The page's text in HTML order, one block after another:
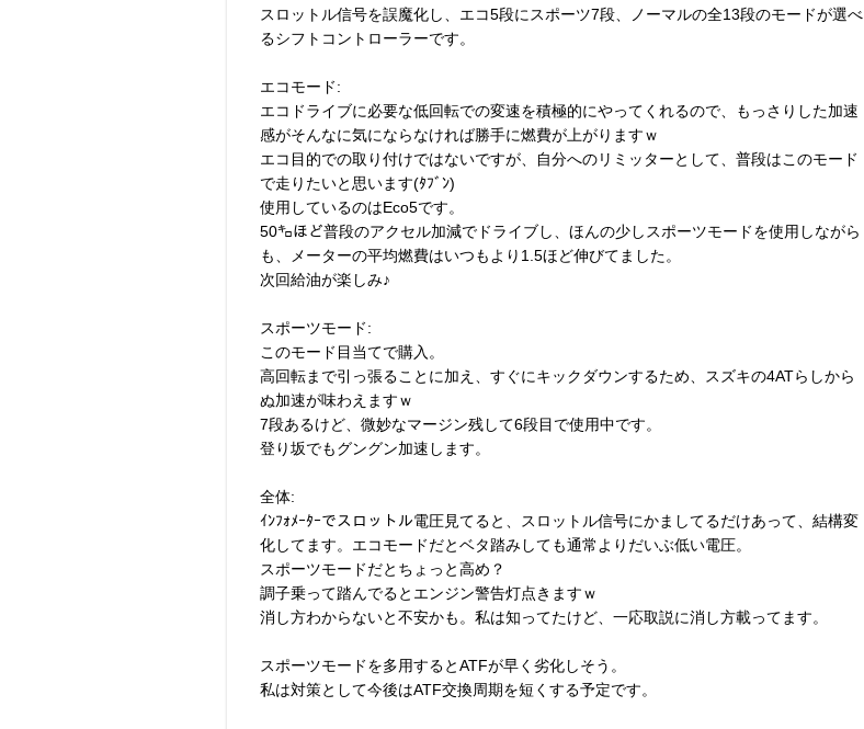
スロットル信号を誤魔化し、エコ5段にスポーツ7段、ノーマルの全13段のモードが選べ
るシフトコントローラーです。
エコモード:
エコドライブに必要な低回転での変速を積極的にやってくれるので、もっさりした加速
感がそんなに気にならなければ勝手に燃費が上がりますｗ
エコ目的での取り付けではないですが、自分へのリミッターとして、普段はこのモード
で走りたいと思います(ﾀﾌﾞﾝ)
使用しているのはEco5です。
50㌔ほど普段のアクセル加減でドライブし、ほんの少しスポーツモードを使用しながら
も、メーターの平均燃費はいつもより1.5ほど伸びてました。
次回給油が楽しみ♪
スポーツモード:
このモード目当てで購入。
高回転まで引っ張ることに加え、すぐにキックダウンするため、スズキの4ATらしから
ぬ加速が味わえますｗ
7段あるけど、微妙なマージン残して6段目で使用中です。
登り坂でもグングン加速します。
全体:
ｲﾝﾌｫﾒｰﾀｰでスロットル電圧見てると、スロットル信号にかましてるだけあって、結構変
化してます。エコモードだとベタ踏みしても通常よりだいぶ低い電圧。
スポーツモードだとちょっと高め？
調子乗って踏んでるとエンジン警告灯点きますｗ
消し方わからないと不安かも。私は知ってたけど、一応取説に消し方載ってます。
スポーツモードを多用するとATFが早く劣化しそう。
私は対策として今後はATF交換周期を短くする予定です。